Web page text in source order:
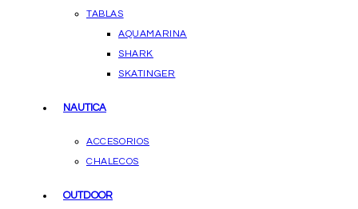
TABLAS
AQUAMARINA
SHARK
SKATINGER
NAUTICA
ACCESORIOS
CHALECOS
OUTDOOR